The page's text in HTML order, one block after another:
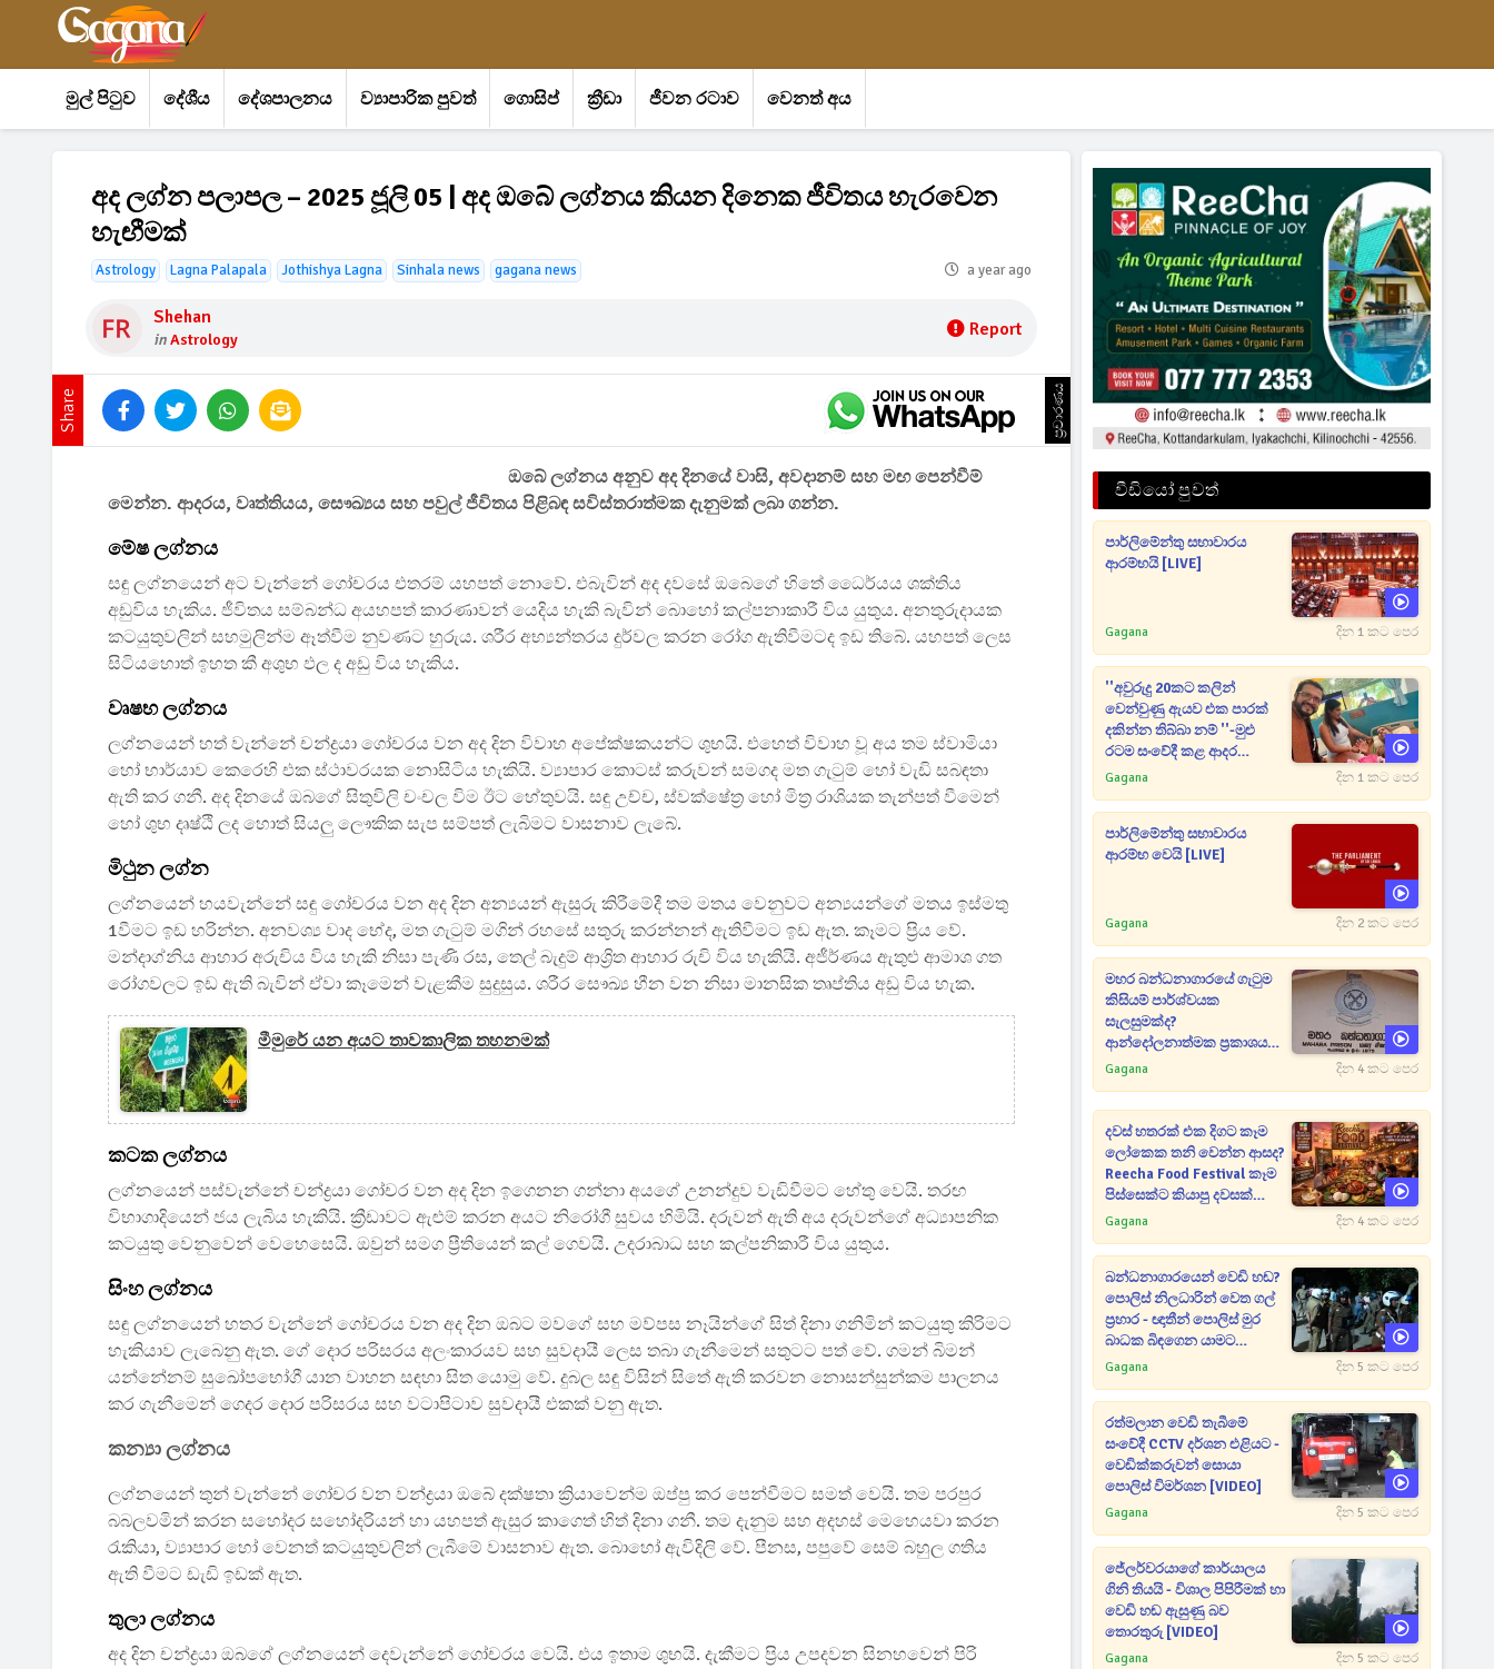
මුල් පිටුව දේශීය දේශපාලනය ව්‍යාපාරික පුවත් ගොසිප් ක්‍රීඩා ජීවන රටාව වෙනත් අය
අද ලග්න පලාපල – 2025 ජූලි 05 | අද ඔබේ ලග්නය කියන දිනෙක ජීවිතය හැරවෙන
හැඟීමක්
Astrology Lagna Palapala Jothishya Lagna Sinhala news gagana news a year ago
Shehan
inAstrology Report
Share ප්‍රචාරණය
ඔබේ ලග්නය අනුව අද දිනයේ වාසි, අවදානම් සහ මඟ පෙන්වීම්
මෙන්න. ආදරය, වෘත්තියය, සෞඛ්‍යය සහ පවුල් ජීවිතය පිළිබඳ සවිස්තරාත්මක දැනුමක් ලබා ගන්න.
මේෂ ලග්නය
සඳු ලග්නයෙන් අට වැන්නේ ගෝචරය එතරම් යහපත් නොවේ. එබැවින් අද දවසේ ඔබෙගේ හිතේ ධෛර්යය ශක්තිය
අඩුවිය හැකිය. ජීවිතය සම්බන්ධ අයහපත් කාරණාවන් යෙදිය හැකි බැවින් බොහෝ කල්පනාකාරී විය යුතුය. අනතුරුදායක
කටයුතුවලින් සහමුලින්ම ඈත්වීම නුවණට හුරුය. ශරීර අභ්‍යන්තරය දුර්වල කරන රෝග ඇතිවීමටද ඉඩ තිබේ. යහපත් ලෙස
සිටියහොත් ඉහත කී අශුභ ඵල ද අඩු විය හැකිය.
වෘෂභ ලග්නය
ලග්නයෙන් හත් වැන්නේ චන්ද්‍රයා ගෝචරය වන අද දින විවාහ අපේක්ෂකයන්ට ශුභයි. එහෙත් විවාහ වූ අය තම ස්වාමියා
හෝ භාර්යාව කෙරෙහි එක ස්ථාවරයක නොසිටිය හැකියි. ව්‍යාපාර කොටස් කරුවන් සමගද මත ගැටුම් හෝ වැඩි සබඳතා
ඇති කර ගනී. අද දිනයේ ඔබගේ සිතුවිලි චංචල විම ඊට හේතුවයි. සඳු උච්ච, ස්වක්ෂේත්‍ර හෝ මිත්‍ර රාශියක තැන්පත් වීමෙන්
හෝ ශුභ දෘෂ්ඨි ලද හොත් සියලු ලෞකික සැප සම්පත් ලැබිමට වාසනාව ලැබේ.
මිථුන ලග්න
ලග්නයෙන් හයවැන්නේ සඳු ගෝචරය වන අද දින අන්‍යයන් ඇසුරු කිරීමේදී තම මතය වෙනුවට අන්‍යයන්ගේ මතය ඉස්මතු
1වීමට ඉඩ හරින්න. අනවශ්‍ය වාද භේද, මත ගැටුම් මගින් රහසේ සතුරු කරන්නන් ඇතිවීමට ඉඩ ඇත. කෑමට ප්‍රිය වේ.
මන්දාග්නිය ආහාර අරුචිය විය හැකි නිසා පැණි රස, තෙල් බැදුම් ආශ්‍රිත ආහාර රුචි විය හැකියි. අජීර්ණය ඇතුළු ආමාශ ගත
රෝගවලට ඉඩ ඇති බැවින් ඒවා කෑමෙන් වැළකීම සුදුසුය. ශරීර සෞඛ්‍ය හීන වන නිසා මානසික තෘප්තිය අඩු විය හැක.
මීමුරේ යන අයට තාවකාලික තහනමක්
කටක ලග්නය
ලග්නයෙන් පස්වැන්නේ චන්ද්‍රයා ගෝචර වන අද දින ඉගෙනන ගන්නා අයගේ උනන්දුව වැඩිවීමට හේතු වෙයි. තරඟ
විභාගාදියෙන් ජය ලැබිය හැකියි. ක්‍රීඩාවට ඇළුම් කරන අයට නිරෝගී සුවය හිමියි. දරුවන් ඇති අය දරුවන්ගේ අධ්‍යාපනික
කටයුතු වෙනුවෙන් වෙහෙසෙයි. ඔවුන් සමග ප්‍රීතියෙන් කල් ගෙවයි. උදරාබාධ සහ කල්පනිකාරී විය යුතුය.
සිංහ ලග්නය
සඳු ලග්නයෙන් හතර වැන්නේ ගෝචරය වන අද දින ඔබට මවගේ සහ මව්පස නෑයින්ගේ සිත් දිනා ගනිමින් කටයුතු කිරිමට
හැකියාව ලැබෙනු ඇත. ගේ දොර පරිසරය අලංකාරයව සහ සුවදායී ලෙස තබා ගැනීමෙන් සතුටට පත් වේ. ගමන් බිමන්
යන්නේනම් සුඛෝපභෝගී යාන වාහන සඳහා සිත යොමු වේ. දුබල සඳු විසින් සිතේ ඇති කරවන නොසන්සුන්කම පාලනය
කර ගැනීමෙන් ගෙදර දොර පරිසරය සහ වටාපිටාව සුවදායී එකක් වනු ඇත.
කන්‍යා ලග්නය
ලග්නයෙන් තුන් වැන්නේ ගෝචර වන වන්ද්‍රයා ඔබේ දක්ෂතා ක්‍රියාවෙන්ම ඔප්පු කර පෙන්වීමට සමත් වෙයි. තම පරපුර
බබලවමින් කරන සහෝදර සහෝදරියන් හා යහපත් ඇසුර කාගෙත් හිත් දිනා ගනී. තම දැනුම සහ අදහස් මෙහෙයවා කරන
රැකියා, ව්‍යාපාර හෝ වෙනත් කටයුතුවලින් ලැබීමේ වාසනාව ඇත. බොහෝ ඇවිදිලි වේ. පීනස, පපුවේ සෙම් බහුල ගතිය
ඇති වීමට ඩැඩි ඉඩක් ඇත.
තුලා ලග්නය
අද දින චන්ද්‍රයා ඔබගේ ලග්නයෙන් දෙවැන්නේ ගෝචරය වෙයි. එය ඉතාම ශුභයි. දැකීමට ප්‍රිය උපදවන සිනහවෙන් පිරි
වීඩියෝ පුවත්
පාර්ලිමේන්තු සභාවාරය
ආරම්භයි [LIVE]
Gagana දින 1 කට පෙර
''අවුරුදු 20කට කලින්
වෙන්වුණු ඇයව එක පාරක්
දකින්න තිබ්බා නම් ''-මුළු
රටම සංවේදී කළ ආදර
අමරණීය මතකය
Gagana දින 1 කට පෙර
පාර්ලිමේන්තු සභාවාරය
ආරම්භ වෙයි [LIVE]
Gagana දින 2 කට පෙර
මහර බන්ධනාගාරයේ ගැටුම
කිසියම් පාර්ශ්වයක
සැලසුමක්ද?
ආන්දෝලනාත්මක ප්‍රකාශයක්
එළියට [VIDEO]
Gagana දින 4 කට පෙර
දවස් හතරක් එක දිගට කෑම
ලෝකෙක තනි වෙන්න ආසද?
Reecha Food Festival කෑම
පිස්සෙක්ට කියාපු දවසක්
මෙන්න
Gagana දින 4 කට පෙර
බන්ධනාගාරයෙන් වෙඩි හඬ?
පොලිස් නිලධාරින් වෙත ගල්
ප්‍රහාර - ඥාතීන් පොලිස් මුර
බාධක බිඳගෙන යාමට
උත්සාහයක [VIDEO]
Gagana දින 5 කට පෙර
රත්මලාන වෙඩි තැබීමේ
සංවේදී CCTV දර්ශන එළියට -
වෙඩික්කරුවන් සොයා
පොලිස් විමර්ශන [VIDEO]
Gagana දින 5 කට පෙර
ජේලර්වරයාගේ කාර්යාලය
ගිනි තියයි - විශාල පිපිරීමක් හා
වෙඩි හඬ ඇසුණු බව
තොරතුරු [VIDEO]
Gagana දින 5 කට පෙර